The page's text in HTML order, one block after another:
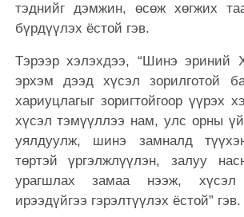
тэднийг дэмжин, өсөж хөгжих
бүрдүүлэх ёстой гэв.
Тэрээр хэлэхдээ, “Шинэ эриний
эрхэм дээд хүсэл зорилготой
хариуцлагыг зоригтойгоор үүрэх
хүсэл тэмүүллээ нам, улс орны
уялдуулж, шинэ замналд
төртэй үргэлжлүүлэн, залуу
урагшлах замаа нээж, хүсэл
ирээдүйгээ гэрэлтүүлэх ёстой” гэв.